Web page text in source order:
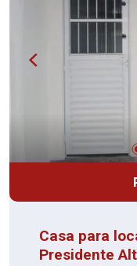
principais vias
e comodidade
Casa para locação -